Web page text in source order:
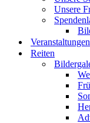
Unsere
Veranstaltungen
Reiten